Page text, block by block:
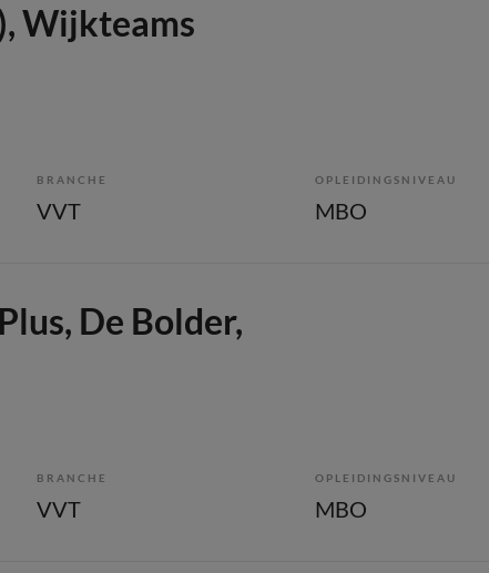
Wijkteams
BRANCHE
VVT
OPLEIDINGSNIVEAU
MBO
De Bolder,
BRANCHE
VVT
OPLEIDINGSNIVEAU
MBO